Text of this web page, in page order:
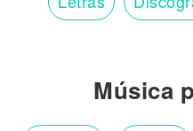
Música